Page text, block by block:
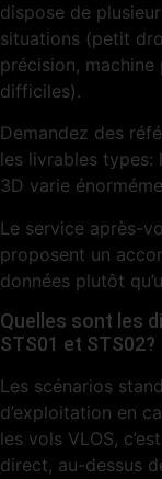
dispose de
situations (petit
précision,
difficiles).
Demandez des
les livrables
3D varie
Le service après-
proposent un
données plutôt
Quelles sont les
STS01 et STS02?
Les scénarios
d’exploitation en
les vols VLOS,
direct, au-dessus